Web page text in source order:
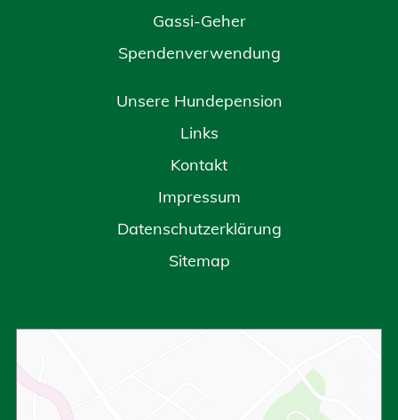
Gassi-Geher
Spendenverwendung
Unsere Hundepension
Links
Kontakt
Impressum
Datenschutzerklärung
Sitemap